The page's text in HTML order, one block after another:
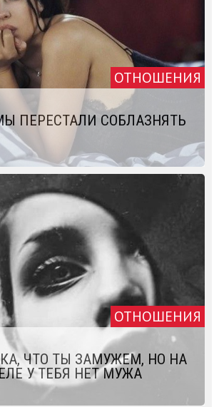
ОТНОШЕНИЯ
ПЕРЕСТАЛИ СОБЛАЗНЯТЬ
ОТНОШЕНИЯ
ЧТО ТЫ ЗАМУЖЕМ, НО НА
У ТЕБЯ НЕТ МУЖА